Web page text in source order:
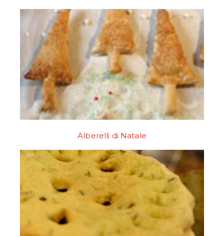
Alberelli di Natale